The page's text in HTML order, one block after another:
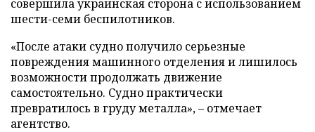
совершила украинская сторона с использованием
шести-семи беспилотников.
«После атаки судно получило серьезные
повреждения машинного отделения и лишилось
возможности продолжать движение
самостоятельно. Судно практически
превратилось в груду металла», – отмечает
агентство.